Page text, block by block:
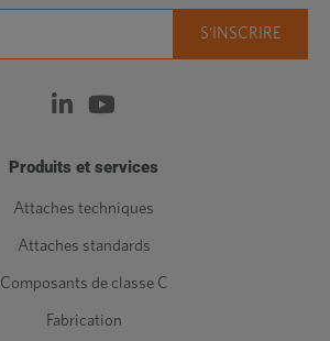
Produits et services
Attaches techniques
Attaches standards
Composants de classe C
Fabrication